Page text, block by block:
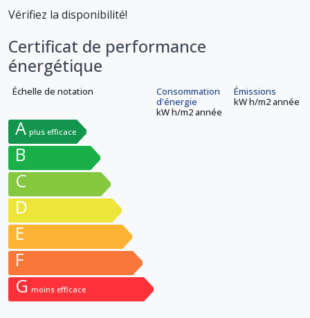
Vérifiez la disponibilité!
Certificat de performance
énergétique
Échelle de notation
A plus efficace
B
C
D
E
F
G moins efficace
Consommation
d'énergie
kW h/m2année
Émissions
kW h/m2année